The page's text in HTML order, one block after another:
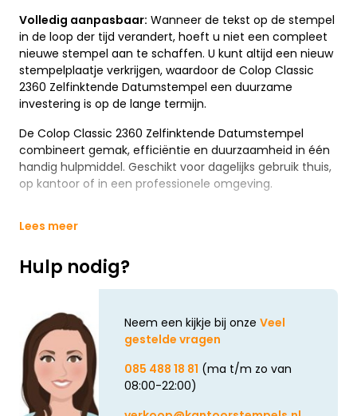
Volledig aanpasbaar: Wanneer de tekst op de stempel
in de loop der tijd verandert, hoeft u niet een compleet
nieuwe stempel aan te schaffen. U kunt altijd een nieuw
stempelplaatje verkrijgen, waardoor de Colop Classic
2360 Zelfinktende Datumstempel een duurzame
investering is op de lange termijn.
De Colop Classic 2360 Zelfinktende Datumstempel
combineert gemak, efficiëntie en duurzaamheid in één
handig hulpmiddel. Geschikt voor dagelijks gebruik thuis,
op kantoor of in een professionele omgeving.
Lees meer
Hulp nodig?
Neem een kijkje bij onze Veel
gestelde vragen
085 488 18 81 (ma t/m zo van
08:00-22:00)